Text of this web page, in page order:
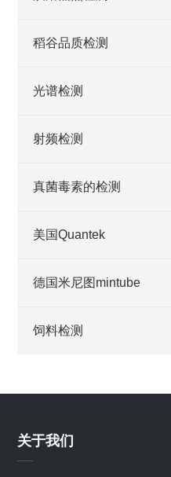
稻谷品质检测
光谱检测
射频检测
真菌毒素的检测
美国Quantek
德国米尼图mintube
饲料检测
关于我们